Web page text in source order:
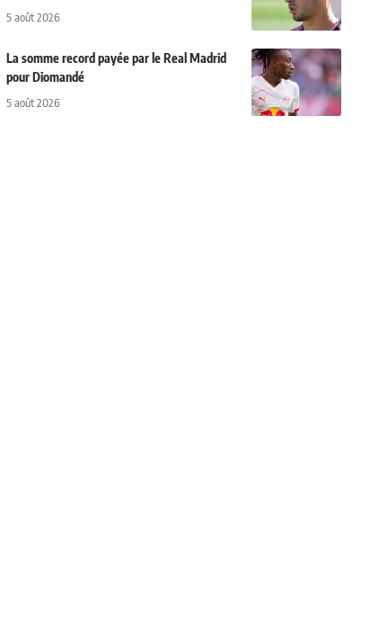
5 août 2026
La somme record payée par le Real Madrid
pour Diomandé
5 août 2026